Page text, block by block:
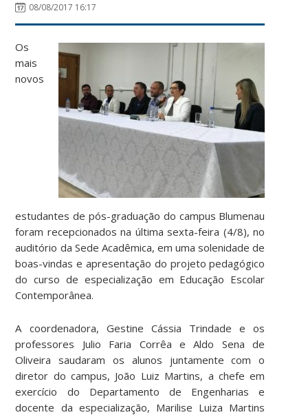
08/08/2017 16:17
Os
mais
novos
estudantes de pós-graduação do campus Blumenau
foram recepcionados na última sexta-feira (4/8), no
auditório da Sede Acadêmica, em uma solenidade de
boas-vindas e apresentação do projeto pedagógico
do curso de especialização em Educação Escolar
Contemporânea.
A coordenadora, Gestine Cássia Trindade e os
professores Julio Faria Corrêa e Aldo Sena de
Oliveira saudaram os alunos juntamente com o
diretor do campus, João Luiz Martins, a chefe em
exercício do Departamento de Engenharias e
docente da especialização, Marilise Luiza Martins